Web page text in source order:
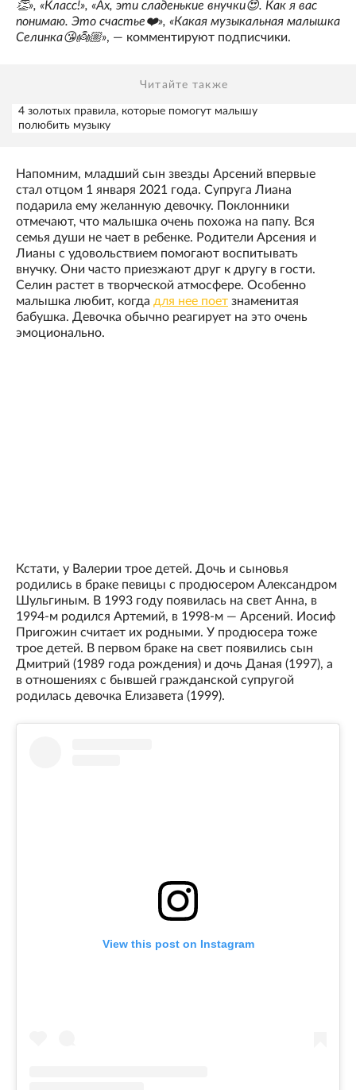
👏», «Класс!», «Ах, эти сладенькие внучки😍. Как я вас
понимаю. Это счастье❤️», «Какая музыкальная малышка
Селинка😘👼🏼», — комментируют подписчики.
Читайте также
4 золотых правила, которые помогут малышу
полюбить музыку
Напомним, младший сын звезды Арсений впервые
стал отцом 1 января 2021 года. Супруга Лиана
подарила ему желанную девочку. Поклонники
отмечают, что малышка очень похожа на папу. Вся
семья души не чает в ребенке. Родители Арсения и
Лианы с удовольствием помогают воспитывать
внучку. Они часто приезжают друг к другу в гости.
Селин растет в творческой атмосфере. Особенно
малышка любит, когда для нее поет знаменитая
бабушка. Девочка обычно реагирует на это очень
эмоционально.
Кстати, у Валерии трое детей. Дочь и сыновья
родились в браке певицы с продюсером Александром
Шульгиным. В 1993 году появилась на свет Анна, в
1994-м родился Артемий, в 1998-м — Арсений. Иосиф
Пригожин считает их родными. У продюсера тоже
трое детей. В первом браке на свет появились сын
Дмитрий (1989 года рождения) и дочь Даная (1997), а
в отношениях с бывшей гражданской супругой
родилась девочка Елизавета (1999).
View this post on Instagram